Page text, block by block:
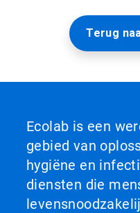
Terug
Ecolab is een
gebied van
hygiëne en
diensten die